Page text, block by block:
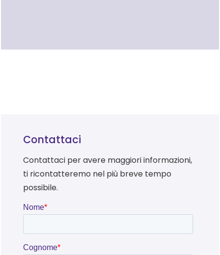
Contattaci
Contattaci per avere maggiori informazioni,
ti ricontatteremo nel più breve tempo
possibile.